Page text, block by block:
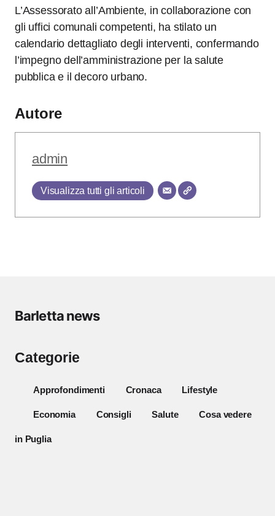
L’Assessorato all’Ambiente, in collaborazione con
gli uffici comunali competenti, ha stilato un
calendario dettagliato degli interventi, confermando
l’impegno dell’amministrazione per la salute
pubblica e il decoro urbano.
Autore
admin
Visualizza tutti gli articoli
Barletta news
Categorie
Approfondimenti Cronaca Lifestyle
Economia Consigli Salute Cosa vedere
in Puglia